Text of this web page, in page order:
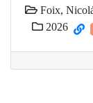
Foix,
2026